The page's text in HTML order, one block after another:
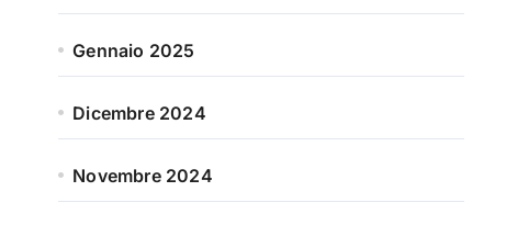
Gennaio 2025
Dicembre 2024
Novembre 2024